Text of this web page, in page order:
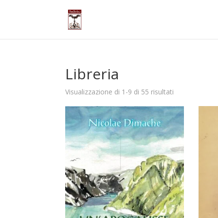
Libreria
Visualizzazione di 1-9 di 55 risultati
base
al
più
recente